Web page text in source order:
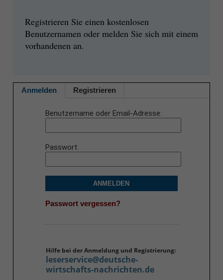
Registrieren Sie einen kostenlosen
Benutzernamen oder melden Sie sich mit einem
vorhandenen an.
Anmelden Registrieren
Benutzername oder Email-Adresse
Passwort
ANMELDEN
Passwort vergessen?
Hilfe bei der Anmeldung und Registrierung:
leserservice@deutsche-
wirtschafts-nachrichten.de